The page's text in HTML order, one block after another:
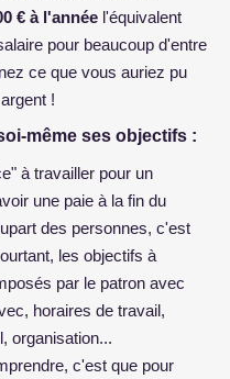
€ à l'année l'équivalent
pour beaucoup d'entre
ce que vous auriez pu
!
même ses objectifs :
à travailler pour un
une paie à la fin du
des personnes, c'est
les objectifs à
par le patron avec
horaires de travail,
organisation...
c'est que pour